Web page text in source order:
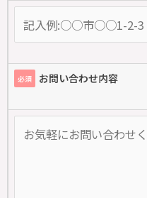
必須 お問い合わせ内容